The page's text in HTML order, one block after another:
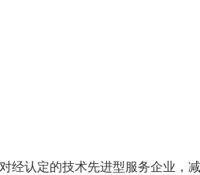
经认定的技术先进型服务企业，